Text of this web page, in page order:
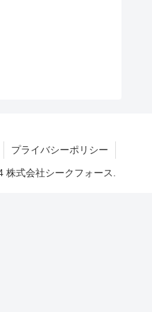
プライバシーポリシー
株式会社シークフォース.